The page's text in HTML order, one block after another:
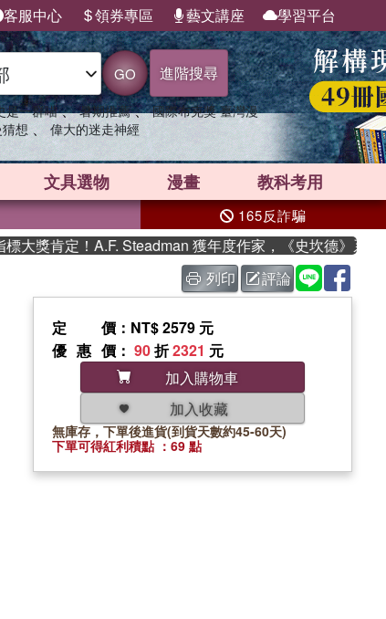
客服中心 領券專區 藝文講座 學習平台
GO 進階搜尋
是一群喵 、 暑期推薦 、 國際布克獎 臺灣漫
想 、 偉大的迷走神經
文具選物 漫畫 教科考用
165反詐騙
獎肯定！A.F. Steadman 獲年度作家，《史坎德》系列帶你
列印 評論
定價 ：NT$ 2579 元
優惠價 ： 90折2321 元
加入購物車
加入收藏
無庫存，下單後進貨(到貨天數約45-60天)
下單可得紅利積點 ：69 點